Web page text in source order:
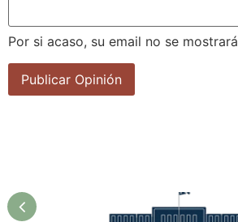
Por si acaso, su email no se mostrará